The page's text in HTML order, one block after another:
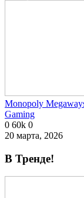
Monopoly
Gaming
0 60k 0
20 марта, 2026
В Тренде!